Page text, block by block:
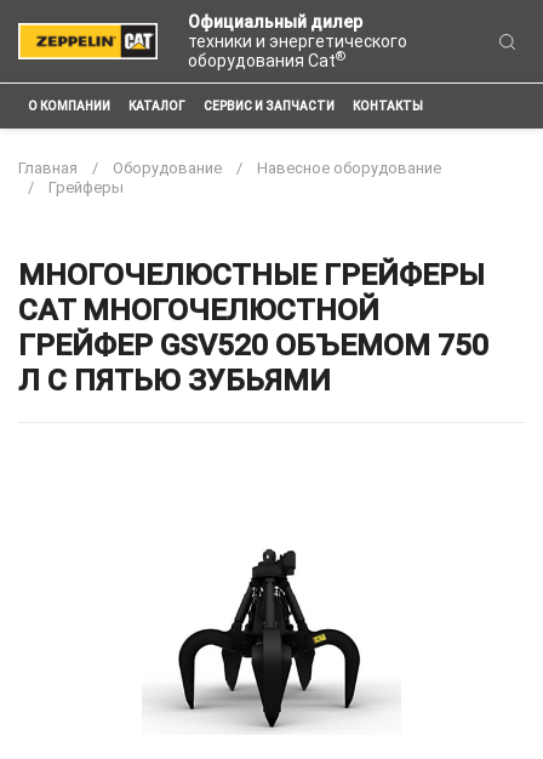
Официальный дилер
техники и энергетического
оборудования Cat®
О КОМПАНИИ КАТАЛОГ СЕРВИС И ЗАПЧАСТИ КОНТАКТЫ
Главная Оборудование
Навесное оборудование
Грейферы
МНОГОЧЕЛЮСТНЫЕ ГРЕЙФЕРЫ
CAT МНОГОЧЕЛЮСТНОЙ
ГРЕЙФЕР GSV520 ОБЪЕМОМ 750
Л С ПЯТЬЮ ЗУБЬЯМИ